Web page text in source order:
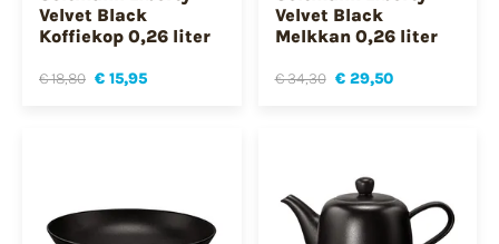
Velvet Black
Koffiekop 0,26 liter
€ 18,80 € 15,95
Velvet Black
Melkkan 0,26 liter
€ 34,30 € 29,50